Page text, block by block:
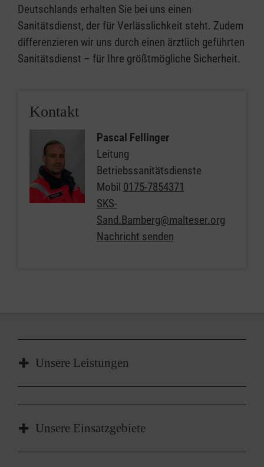
Deutschlands erhalten Sie bei uns einen
Sanitätsdienst, der für Verlässlichkeit steht. Zudem
differenzieren wir uns durch einen ärztlich geführten
Sanitätsdienst – für Ihre größtmögliche Sicherheit.
Kontakt
Pascal Fellinger
Leitung
Betriebssanitätsdienste
Mobil 0175-7854371
SKS-
Sand.Bamberg@malteser.org
Nachricht senden
Unsere Leistungen
Beratung & Betreuung zur Vorbereitung
DGUV 304
Medizinisch-organisatorische Expertise
Unsere Einsatzgebiete